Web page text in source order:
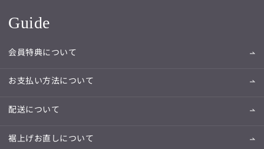
Guide
会員特典について
お支払い方法について
配送について
裾上げお直しについて